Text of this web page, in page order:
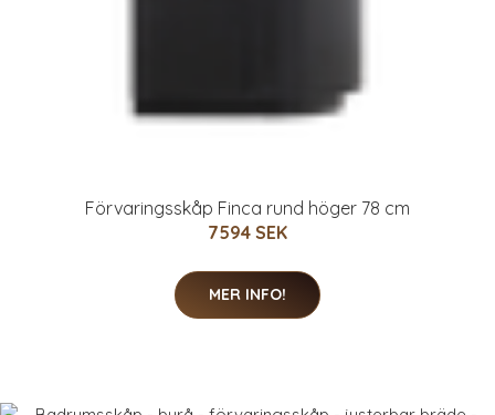
Förvaringsskåp Finca rund höger 78 cm
7594 SEK
MER INFO!